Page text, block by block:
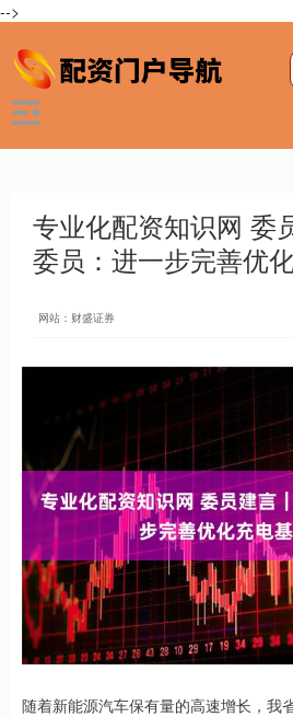
-->
专业化配资知识网 委
委员：进一步完善优
网站：财盛证券
随着新能源汽车保有量的高速增长，我